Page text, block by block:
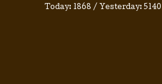
Today: 1868 / Yesterday: 5140